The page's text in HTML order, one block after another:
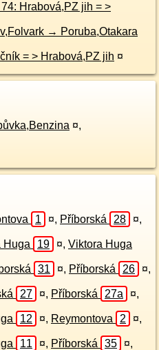
74: Hrabová,PZ jih = >
→ Poruba,Otakara
Bus 74: Hranečník = > Hrabová,PZ jih ¤
¤,
1 ¤, Příborská 28 ¤,
Huga 19 ¤, Viktora Huga
31 ¤, Příborská 26 ¤,
27 ¤, Příborská 27a ¤,
12 ¤, Reymontova 2 ¤,
11 ¤, Příborská 35 ¤,